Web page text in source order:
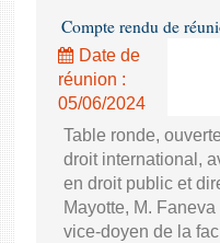
Compte rendu de
Date de
réunion :
05/06/2024
Table ronde,
droit international,
en droit public et
Mayotte, M.
vice-doyen de la